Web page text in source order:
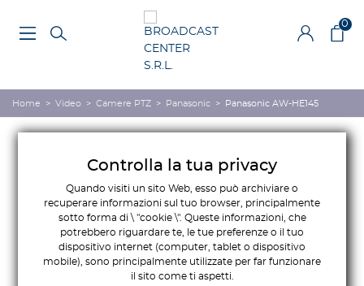
0
Home > Video > Camere PTZ > Panasonic > Panasonic AW-HE145
Controlla la tua privacy
Quando visiti un sito Web, esso può archiviare o
recuperare informazioni sul tuo browser, principalmente
sotto forma di \ "cookie \". Queste informazioni, che
potrebbero riguardare te, le tue preferenze o il tuo
dispositivo internet (computer, tablet o dispositivo
mobile), sono principalmente utilizzate per far funzionare
il sito come ti aspetti.